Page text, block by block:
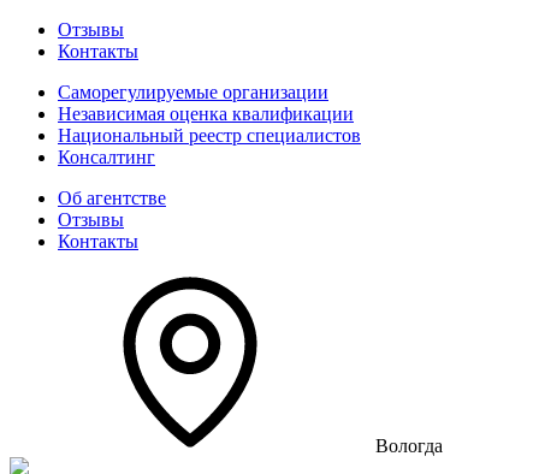
Отзывы
Контакты
Саморегулируемые организации
Независимая оценка квалификации
Национальный реестр специалистов
Консалтинг
Об агентстве
Отзывы
Контакты
Вологда